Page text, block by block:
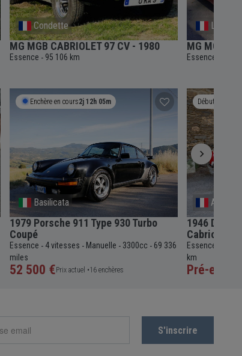
Condette
MG MGB CABRIOLET 97 CV - 1980
Essence - 95 106 km
Le
MG MGB
Essence
Enchère en cours2j 12h 05m
Basilicata
1979 Porsche 911 Type 930 Turbo
Coupé
Essence - 4 vitesses - Manuelle - 3300cc - 69 336
miles
52 500 €Prix actuel •16 enchères
Débute le
1946
Cabriolet
Essence
km
Pré-